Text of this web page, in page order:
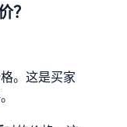
？
。这是买家